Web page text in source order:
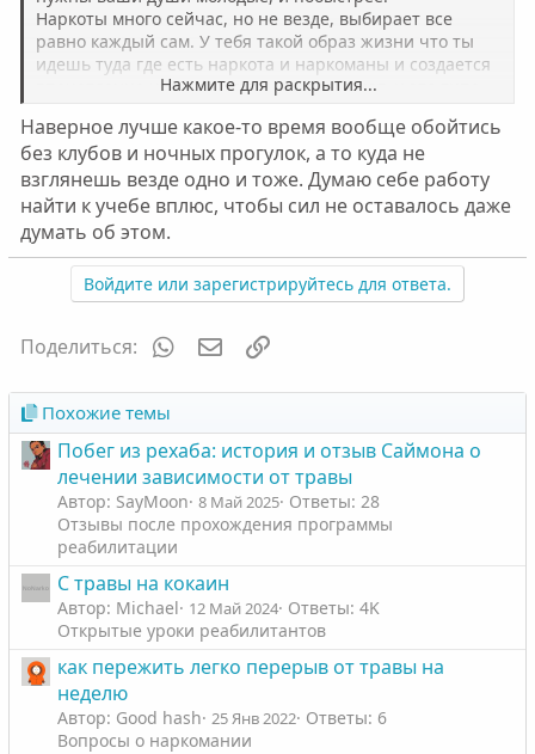
Наркоты много сейчас, но не везде, выбирает все
равно каждый сам. У тебя такой образ жизни что ты
идешь туда где есть наркота и наркоманы и создается
впечатление что сейчас все употребляют, и это типа
Нажмите для раскрытия...
Наверное лучше какое-то время вообще обойтись
без клубов и ночных прогулок, а то куда не
взглянешь везде одно и тоже. Думаю себе работу
найти к учебе вплюс, чтобы сил не оставалось даже
думать об этом.
Войдите или зарегистрируйтесь для ответа.
Поделиться: WhatsAppЭлектронная почта
Похожие темы
Побег из рехаба: история и отзыв Саймона о
лечении зависимости от травы
Автор: SayMoon 8 Май 2025 Ответы: 28
Отзывы после прохождения программы
реабилитации
С травы на кокаин
Автор: Michael 12 Май 2024 Ответы: 4K
Открытые уроки реабилитантов
как пережить легко перерыв от травы на
неделю
Автор: Good hash 25 Янв 2022 Ответы: 6
Вопросы о наркомании